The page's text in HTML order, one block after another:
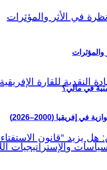
في مالي؟
والمؤثرات
(2000–2026)